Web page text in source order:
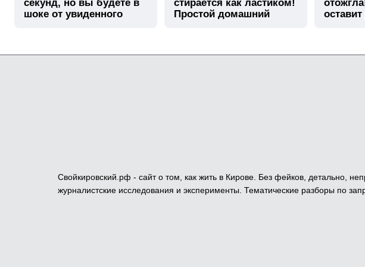
секунд, но вы будете в
шоке от увиденного
стирается как ластиком!
Простой домашний
Свойкировский.рф - сайт о том, как жить в Кирове. Без фейков, детально,
журналистские исследования и эксперименты. Тематические разборы по